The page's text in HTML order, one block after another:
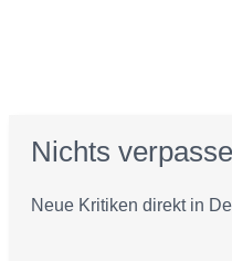
Nichts
Neue Kritiken direkt in